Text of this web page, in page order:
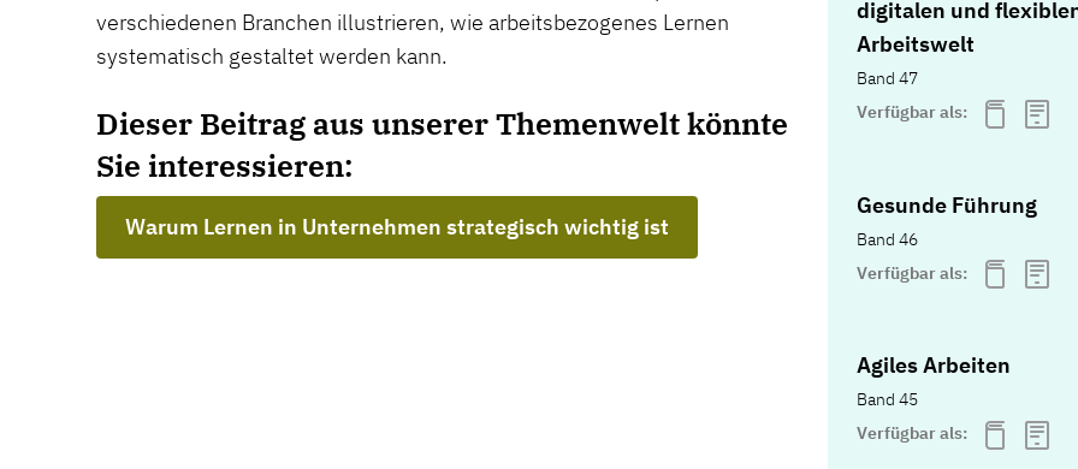
digitalen und
Arbeitswelt
Band 47
Verfügbar als:
Gesunde Führung
Band 46
Verfügbar als:
Agiles Arbeiten
Band 45
Verfügbar als:
verschiedenen Branchen illustrieren, wie arbeitsbezogenes Lernen
systematisch gestaltet werden kann.
Dieser Beitrag aus unserer Themenwelt könnte
Sie interessieren:
Warum Lernen in Unternehmen strategisch wichtig ist